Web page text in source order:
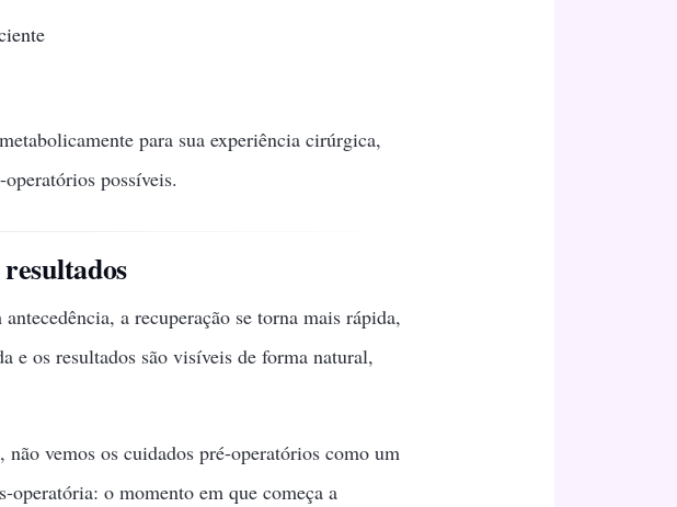
para sua experiência cirúrgica,
possíveis.
a recuperação se torna mais rápida,
e os resultados são visíveis de forma natural,
vemos os cuidados pré-operatórios como um
operatória: o momento em que começa a